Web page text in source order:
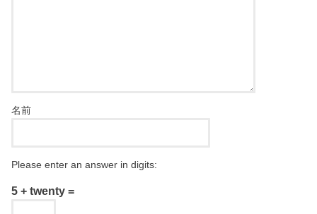
名前
Please enter an answer in digits:
5 + twenty =